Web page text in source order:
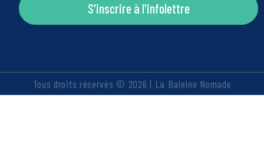
S'inscrire à l'infolettre
Tous droits réservés © 2026 | La Baleine Nomade